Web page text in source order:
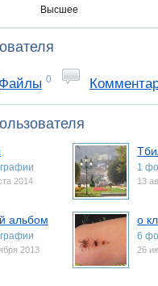
Высшее
Файлы 0
2014
1
13
альбом
2013
о
6
26